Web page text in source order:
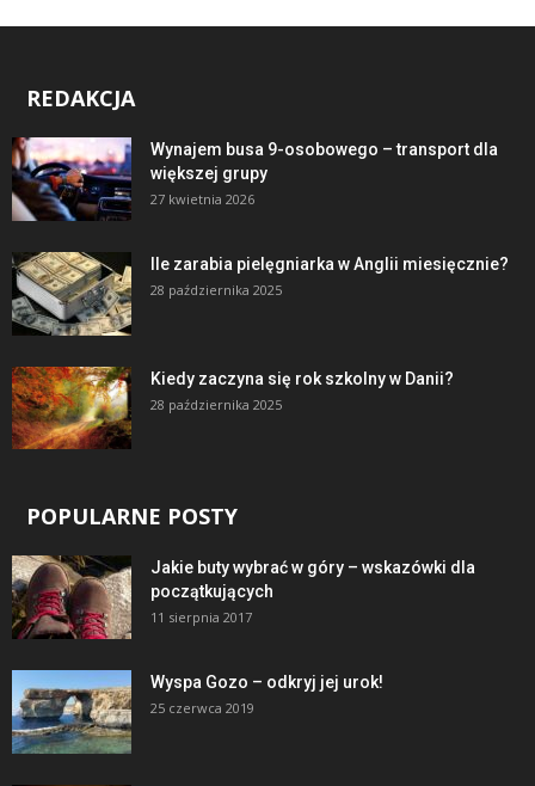
REDAKCJA
Wynajem busa 9-osobowego – transport dla
większej grupy
27 kwietnia 2026
Ile zarabia pielęgniarka w Anglii miesięcznie?
28 października 2025
Kiedy zaczyna się rok szkolny w Danii?
28 października 2025
POPULARNE POSTY
Jakie buty wybrać w góry – wskazówki dla
początkujących
11 sierpnia 2017
Wyspa Gozo – odkryj jej urok!
25 czerwca 2019